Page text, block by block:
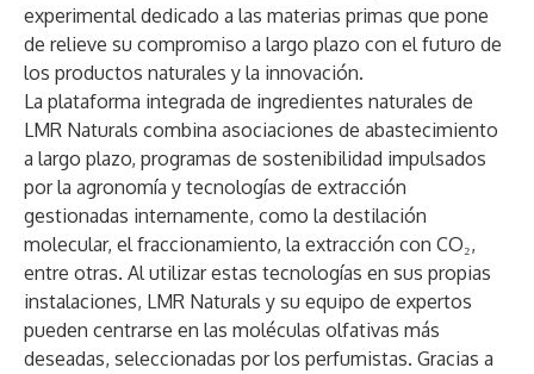
experimental dedicado a las materias primas que pone
de relieve su compromiso a largo plazo con el futuro de
los productos naturales y la innovación.
La plataforma integrada de ingredientes naturales de
LMR Naturals combina asociaciones de abastecimiento
a largo plazo, programas de sostenibilidad impulsados
por la agronomía y tecnologías de extracción
gestionadas internamente, como la destilación
molecular, el fraccionamiento, la extracción con CO₂,
entre otras. Al utilizar estas tecnologías en sus propias
instalaciones, LMR Naturals y su equipo de expertos
pueden centrarse en las moléculas olfativas más
deseadas, seleccionadas por los perfumistas. Gracias a